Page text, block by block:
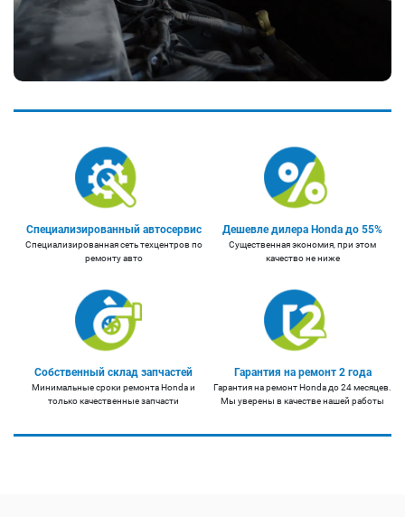
Специализированный автосервис
Специализированная сеть техцентров по
ремонту авто
Дешевле дилера Honda до 55%
Существенная экономия, при этом
качество не ниже
Собственный склад запчастей
Минимальные сроки ремонта Honda и
только качественные запчасти
Гарантия на ремонт 2 года
Гарантия на ремонт Honda до 24 месяцев.
Мы уверены в качестве нашей работы